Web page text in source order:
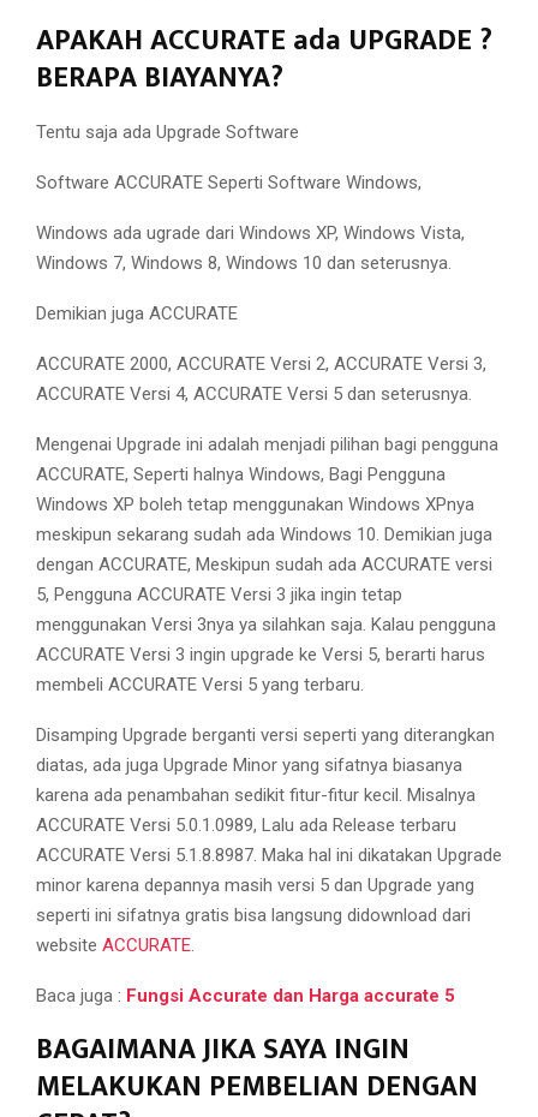
APAKAH ACCURATE ada UPGRADE ?
BERAPA BIAYANYA?
Tentu saja ada Upgrade Software
Software ACCURATE Seperti Software Windows,
Windows ada ugrade dari Windows XP, Windows Vista,
Windows 7, Windows 8, Windows 10 dan seterusnya.
Demikian juga ACCURATE
ACCURATE 2000, ACCURATE Versi 2, ACCURATE Versi 3,
ACCURATE Versi 4, ACCURATE Versi 5 dan seterusnya.
Mengenai Upgrade ini adalah menjadi pilihan bagi pengguna
ACCURATE, Seperti halnya Windows, Bagi Pengguna
Windows XP boleh tetap menggunakan Windows XPnya
meskipun sekarang sudah ada Windows 10. Demikian juga
dengan ACCURATE, Meskipun sudah ada ACCURATE versi
5, Pengguna ACCURATE Versi 3 jika ingin tetap
menggunakan Versi 3nya ya silahkan saja. Kalau pengguna
ACCURATE Versi 3 ingin upgrade ke Versi 5, berarti harus
membeli ACCURATE Versi 5 yang terbaru.
Disamping Upgrade berganti versi seperti yang diterangkan
diatas, ada juga Upgrade Minor yang sifatnya biasanya
karena ada penambahan sedikit fitur-fitur kecil. Misalnya
ACCURATE Versi 5.0.1.0989, Lalu ada Release terbaru
ACCURATE Versi 5.1.8.8987. Maka hal ini dikatakan Upgrade
minor karena depannya masih versi 5 dan Upgrade yang
seperti ini sifatnya gratis bisa langsung didownload dari
website ACCURATE.
Baca juga : Fungsi Accurate dan Harga accurate 5
BAGAIMANA JIKA SAYA INGIN
MELAKUKAN PEMBELIAN DENGAN